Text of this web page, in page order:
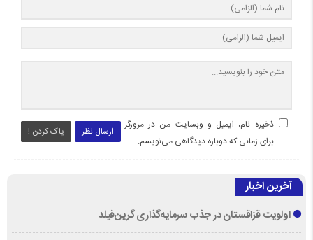
ارسال نظر پاک کردن !
ذخیره نام، ایمیل و وبسایت من در مرورگر
برای زمانی که دوباره دیدگاهی می‌نویسم.
آخرین اخبار
اولویت قزاقستان در جذب سرمایه‌گذاری گرین‌فیلد